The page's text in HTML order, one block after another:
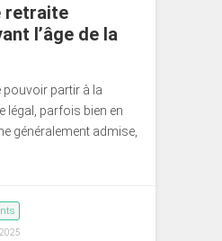
retraite
l’âge de la
pouvoir partir à la
légal, parfois bien en
généralement admise,